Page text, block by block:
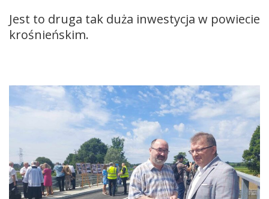
Jest to druga tak duża inwestycja w powiecie
krośnieńskim.